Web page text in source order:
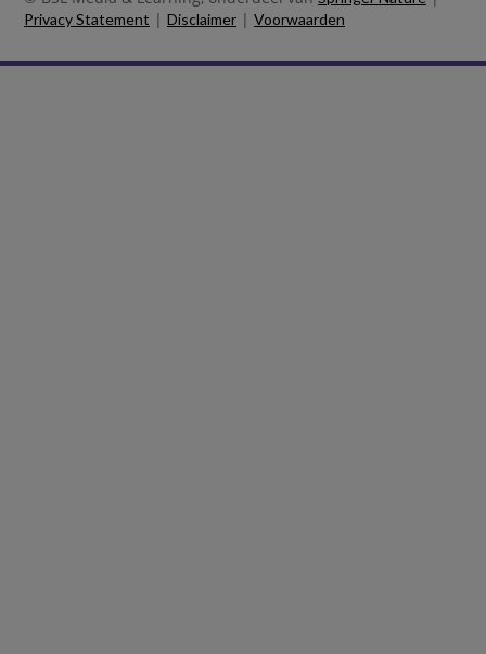
Privacy Statement | Disclaimer | Voorwaarden